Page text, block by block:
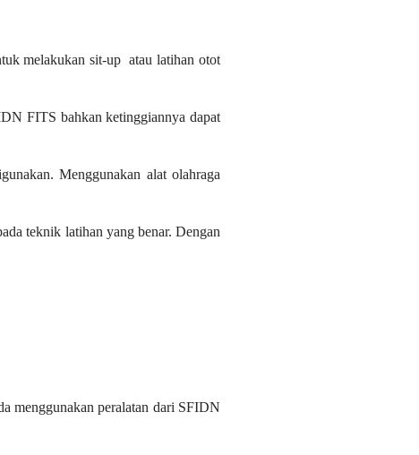
melakukan sit-up atau latihan otot
FITS bahkan ketinggiannya dapat
Menggunakan alat olahraga
teknik latihan yang benar. Dengan
menggunakan peralatan dari SFIDN